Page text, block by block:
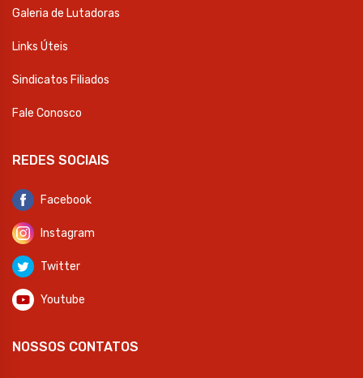
Galeria de Lutadoras
Links Úteis
Sindicatos Filiados
Fale Conosco
REDES SOCIAIS
Facebook
Instagram
Twitter
Youtube
NOSSOS CONTATOS